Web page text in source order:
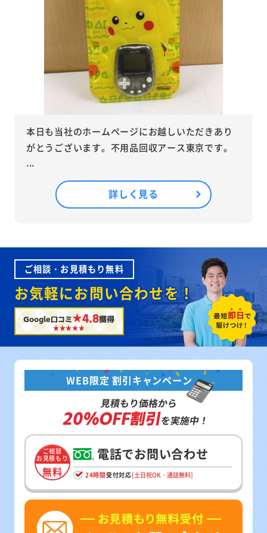
本日も当社のホームページにお越しいただきあり
がとうございます。不用品回収アース東京です。
...
詳しく見る
ご相談・お見積もり無料
お気軽にお問い合わせを！
Google口コミ★4.8獲得
WEB限定 割引キャンペーン
見積もり価格から
20%OFF割引を実施中！
ご相談
お見積もり
無料
電話でお問い合わせ
24時間受付対応[土日祝OK・通話無料]